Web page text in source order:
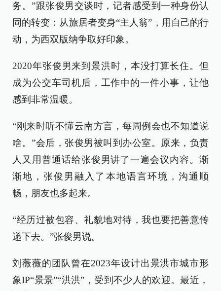
务。”跟张俊男交谈时，记者感受到一种身份认
同的转变：从旅居者变身“主人翁”，用自己的行
动，为西双版纳争取好印象。
2020年张俊男来到景洪时，本没打算长住。但
成为公交车司机后，工作中的一件小事，让他
感到非常温暖。
“刚来时听不懂云南方言，每周例会也不知道说
啥。”会后，张俊男被叫到办公室。原来，负责
人又用普通话给张俊男讲了一遍会议内容。渐
渐地，张俊男融入了本地语言环境，沟通顺
畅，朋友也多起来。
“经历过被包容、礼貌地对待，我也要把善意传
递下去。”张俊男说。
刘薇薇的团队曾在2023年设计出景洪市城市形
象IP“景景”“洪洪”，受到不少人的欢迎。最近，